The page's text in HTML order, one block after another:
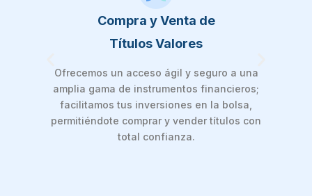
Compra y Venta de
Títulos Valores
Ofrecemos un acceso ágil y seguro a una
amplia gama de instrumentos financieros;
facilitamos tus inversiones en la bolsa,
permitiéndote comprar y vender títulos con
total confianza.